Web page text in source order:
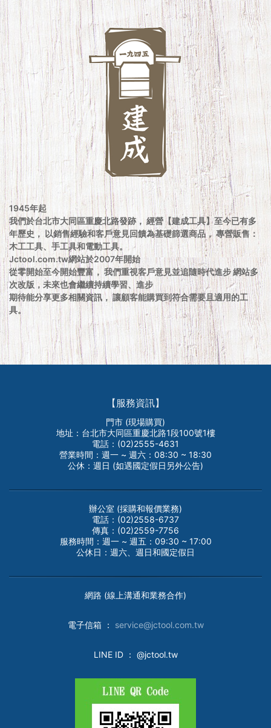
1945年起
我們於台北市大同區重慶北路發跡， 經營【建成工具】至今已有多
年歷史， 以銷售經驗和客戶意見回饋為基礎篩選商品， 專營販售：
木工工具、手工具和電動工具。
Jctool.com.tw網站於2007年開始
從零開始至今開始豐富， 我們重視客戶意見並追隨時代進步 網站多
次改版，未來也會繼續持續學習、進步
期待能分享更多相關資訊， 讓顧客能購買到符合需要且適用的工
具。
【服務資訊】
門市 (現場購買)
地址：台北市大同區重慶北路1段100號1樓
電話：(02)2555-4631
營業時間：週一 ~ 週六：08:30 ~ 18:30
公休：週日 (如遇國定假日另外公告)
辦公室 (採購和報價業務)
電話：(02)2558-6737
傳真：(02)2559-7756
服務時間：週一 ~ 週五：09:30 ~ 17:00
公休日：週六、週日和國定假日
網路 (線上溝通和業務合作)
電子信箱 ： service@jctool.com.tw
LINE ID： @jctool.tw